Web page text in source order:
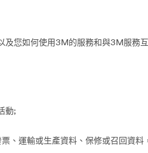
及您如何使用3M的服務和與3M服務
動;
、運輸或生產資料、保修或召回資料